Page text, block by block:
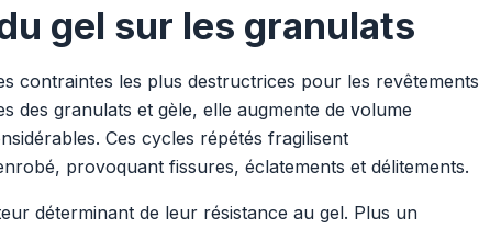
gel sur les granulats
contraintes les plus destructrices pour les revêtements
des granulats et gèle, elle augmente de volume
Ces cycles répétés fragilisent
provoquant fissures, éclatements et délitements.
déterminant de leur résistance au gel. Plus un